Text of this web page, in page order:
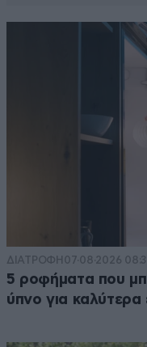
ΔΙΑΤΡΟΦΗ 07·08·2026
5 ροφήματα που
ύπνο για